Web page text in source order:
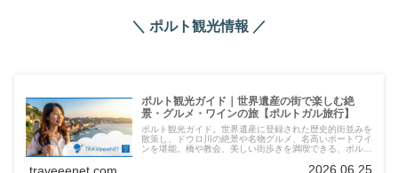
＼ ポルト観光情報 ／
ポルト観光ガイド｜世界遺産の街で楽しむ絶
景・グルメ・ワインの旅【ポルトガル旅行】
ポルト観光ガイド。世界遺産に登録された歴史的街並みを
散策し、ドウロ川の絶景や名物グルメ、名高いポートワイ
ンを堪能。橋や教会、美しい街歩きを満喫できる、ポルト
traveeenet.com 2026.06.25